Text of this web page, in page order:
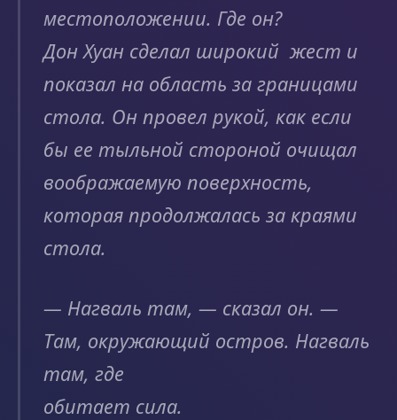
местоположении. Где он?
Дон Хуан сделал широкий жест и
показал на область за границами
стола. Он провел рукой, как если
бы ее тыльной стороной очищал
воображаемую поверхность,
которая продолжалась за краями
стола.
— Нагваль там, — сказал он. —
Там, окружающий остров. Нагваль
там, где
обитает сила.